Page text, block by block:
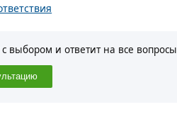
выбором и ответит на все вопросы